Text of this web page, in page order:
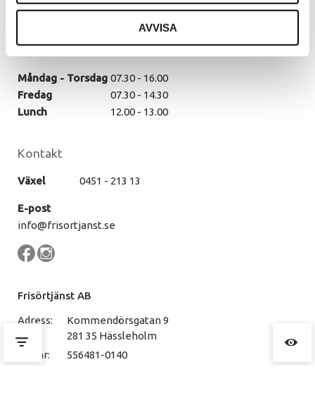
AVVISA
Kommendörsgatan 9
Öppettider
Måndag - Torsdag 07.30 - 16.00
Fredag
07.30 - 14.30
Lunch
12.00 - 13.00
Kontakt
Växel 0451 - 213 13
E-post
info@frisortjanst.se
Frisörtjänst AB
Adress:
Kommendörsgatan 9
281 35 Hässleholm
Org.nr:
556481-0140